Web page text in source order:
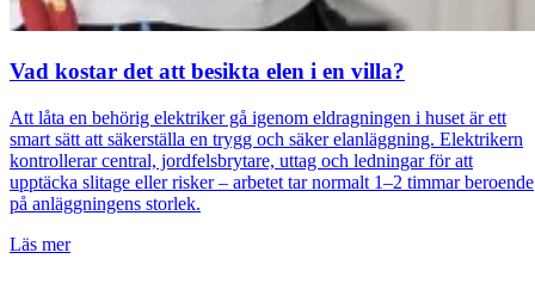
Vad kostar det att besikta elen i en villa?
Att låta en behörig elektriker gå igenom eldragningen i huset är ett
smart sätt att säkerställa en trygg och säker elanläggning. Elektrikern
kontrollerar central, jordfelsbrytare, uttag och ledningar för att
upptäcka slitage eller risker – arbetet tar normalt 1–2 timmar beroende
på anläggningens storlek.
Läs mer